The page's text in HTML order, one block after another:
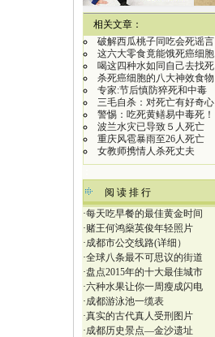
相关文章：
破解西瓜桃子同吃会死谣言
这六大零食竟能饿死癌细胞
喝这四种水如同自己去找死
杀死癌细胞的八大神效食物
专家:节后慎防猝死和中毒
三毛自杀：对死亡有好奇心
警惕：吃死黄鳝易中毒死！
波兰水灾已导致５人死亡
重庆风雹暴雨至26人死亡
女教师携情人杀死丈夫
阅 读 排 行
·每天吃早餐的最佳黄金时间
·赌王何鸿燊英俊年轻照片
·成都市公交线路(详细）
·全球八条最不可思议的街道
·盘点2015年的十大最佳城市
·六种水果让你一周瘦成闪电
·成都游泳池一缆表
·真实的古代真人受刑图片
·成都历史景点—金沙遗址